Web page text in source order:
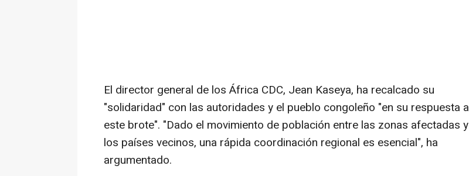
El director general de los África CDC, Jean Kaseya, ha recalcado su
"solidaridad" con las autoridades y el pueblo congoleño "en su respuesta a
este brote". "Dado el movimiento de población entre las zonas afectadas y
los países vecinos, una rápida coordinación regional es esencial", ha
argumentado.